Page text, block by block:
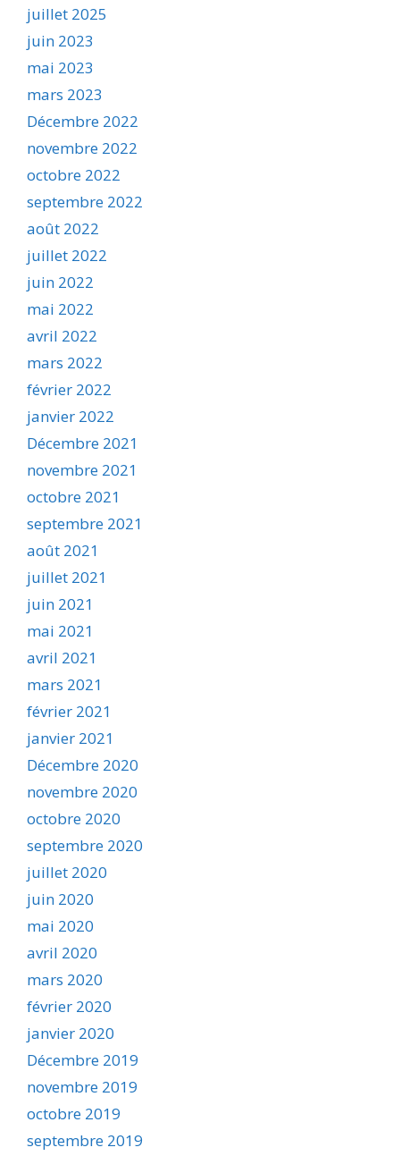
juillet 2025
juin 2023
mai 2023
mars 2023
Décembre 2022
novembre 2022
octobre 2022
septembre 2022
août 2022
juillet 2022
juin 2022
mai 2022
avril 2022
mars 2022
février 2022
janvier 2022
Décembre 2021
novembre 2021
octobre 2021
septembre 2021
août 2021
juillet 2021
juin 2021
mai 2021
avril 2021
mars 2021
février 2021
janvier 2021
Décembre 2020
novembre 2020
octobre 2020
septembre 2020
juillet 2020
juin 2020
mai 2020
avril 2020
mars 2020
février 2020
janvier 2020
Décembre 2019
novembre 2019
octobre 2019
septembre 2019